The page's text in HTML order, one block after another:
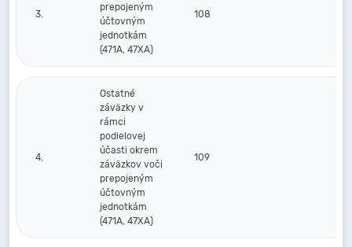
3.
prepojeným
účtovným
jednotkám
(471A, 47XA)
108
4.
Ostatné
záväzky v
rámci
podielovej
účasti okrem
záväzkov voči
prepojeným
účtovným
jednotkám
(471A, 47XA)
109